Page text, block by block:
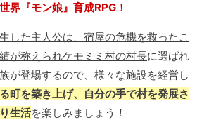
界『モン娘』育成RPG！
した主人公は、宿屋の危機を救ったこ
が称えられケモミミ村の村長に選ばれ
が登場するので、様々な施設を経営し
町を築き上げ、自分の手で村を発展さ
生活を楽しみましょう！